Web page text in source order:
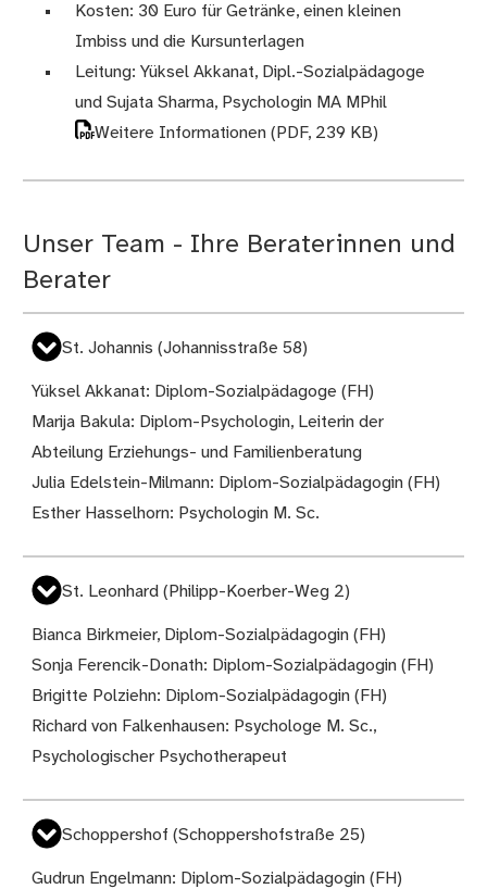
Kosten: 30 Euro für Getränke, einen kleinen
Imbiss und die Kursunterlagen
Leitung: Yüksel Akkanat, Dipl.-Sozialpädagoge
und Sujata Sharma, Psychologin MA MPhil
Weitere Informationen(PDF, 239 KB)
Unser Team - Ihre Beraterinnen und
Berater
St. Johannis (Johannisstraße 58)
Yüksel Akkanat: Diplom-Sozialpädagoge (FH)
Marija Bakula: Diplom-Psychologin, Leiterin der
Abteilung Erziehungs- und Familienberatung
Julia Edelstein-Milmann: Diplom-Sozialpädagogin (FH)
Esther Hasselhorn: Psychologin M. Sc.
St. Leonhard (Philipp-Koerber-Weg 2)
Bianca Birkmeier, Diplom-Sozialpädagogin (FH)
Sonja Ferencik-Donath: Diplom-Sozialpädagogin (FH)
Brigitte Polziehn: Diplom-Sozialpädagogin (FH)
Richard von Falkenhausen: Psychologe M. Sc.,
Psychologischer Psychotherapeut
Schoppershof (Schoppershofstraße 25)
Gudrun Engelmann: Diplom-Sozialpädagogin (FH)